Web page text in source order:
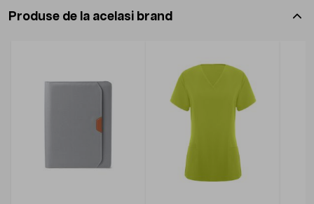
Produse de la acelasi brand